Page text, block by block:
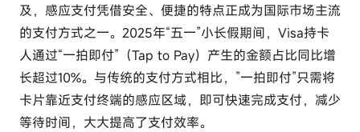
及，感应支付凭借安全、便捷的特点正成为国际市场主流
的支付方式之一。2025年“五一”小长假期间，Visa持卡
人通过“一拍即付”（Tap to Pay）产生的金额占比同比增
长超过10%。与传统的支付方式相比，”一拍即付”只需将
卡片靠近支付终端的感应区域，即可快速完成支付，减少
等待时间，大大提高了支付效率。